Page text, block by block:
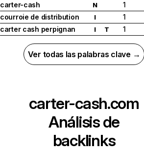
carter-cash
N
1
courroie de distribution
I
1
carter cash perpignan
I T 1
Ver todas las palabras clave →
carter-cash.com
Análisis de
backlinks